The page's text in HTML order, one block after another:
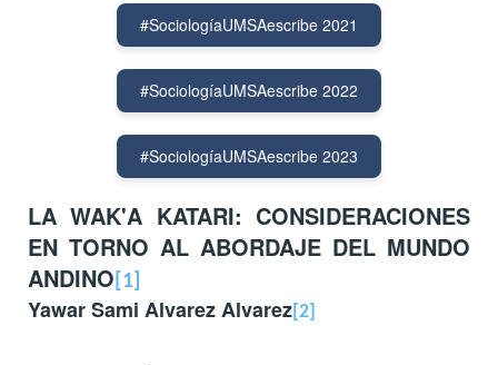
#SociologíaUMSAescribe 2021
#SociologíaUMSAescribe 2022
#SociologíaUMSAescribe 2023
LA WAK'A KATARI: CONSIDERACIONES
EN TORNO AL ABORDAJE DEL MUNDO
ANDINO [1]
Yawar Sami Alvarez Alvarez [2]